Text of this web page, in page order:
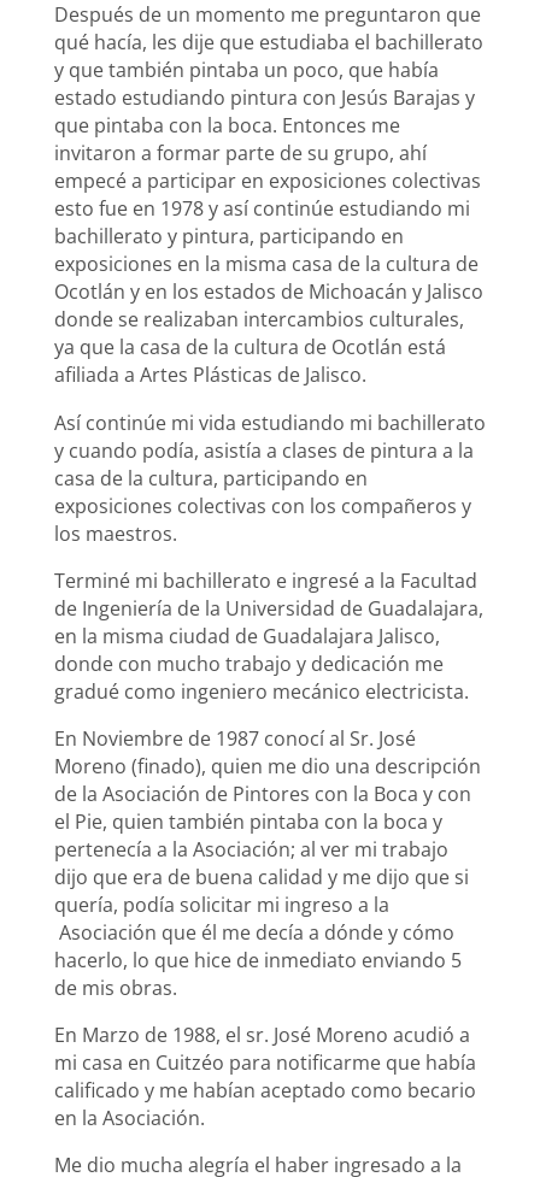
Después de un momento me preguntaron que
qué hacía, les dije que estudiaba el bachillerato
y que también pintaba un poco, que había
estado estudiando pintura con Jesús Barajas y
que pintaba con la boca. Entonces me
invitaron a formar parte de su grupo, ahí
empecé a participar en exposiciones colectivas
esto fue en 1978 y así continúe estudiando mi
bachillerato y pintura, participando en
exposiciones en la misma casa de la cultura de
Ocotlán y en los estados de Michoacán y Jalisco
donde se realizaban intercambios culturales,
ya que la casa de la cultura de Ocotlán está
afiliada a Artes Plásticas de Jalisco.
Así continúe mi vida estudiando mi bachillerato
y cuando podía, asistía a clases de pintura a la
casa de la cultura, participando en
exposiciones colectivas con los compañeros y
los maestros.
Terminé mi bachillerato e ingresé a la Facultad
de Ingeniería de la Universidad de Guadalajara,
en la misma ciudad de Guadalajara Jalisco,
donde con mucho trabajo y dedicación me
gradué como ingeniero mecánico electricista.
En Noviembre de 1987 conocí al Sr. José
Moreno (finado), quien me dio una descripción
de la Asociación de Pintores con la Boca y con
el Pie, quien también pintaba con la boca y
pertenecía a la Asociación; al ver mi trabajo
dijo que era de buena calidad y me dijo que si
quería, podía solicitar mi ingreso a la
Asociación que él me decía a dónde y cómo
hacerlo, lo que hice de inmediato enviando 5
de mis obras.
En Marzo de 1988, el sr. José Moreno acudió a
mi casa en Cuitzéo para notificarme que había
calificado y me habían aceptado como becario
en la Asociación.
Me dio mucha alegría el haber ingresado a la